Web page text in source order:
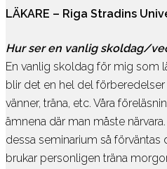
Graphic Design,
Skolor
Om ämnet
Film, Photo,
Skolor
LÄKARE – Riga Stradins
Hur ser en vanlig skoldag/
En vanlig skoldag för mig som
blir det en hel del
vänner, träna, etc. Våra
ämnena där man måste
dessa seminarium så förväntas
brukar personligen träna